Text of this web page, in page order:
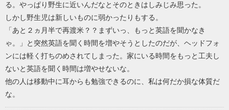
る。やっぱり野生に近いんだなとそのときはしみじみ思った。
しかし野生児は新しいものに弱かったりもする。
「あと２ヵ月半で再渡米？？まずいっ、もっと英語を聞かなき
ゃ。」と突然英語を聞く時間を増やそうとしたのだが、ヘッドフォ
ンには軽く打ちのめされてしまった。家にいる時間をもっと工夫し
ないと英語を聞く時間は増やせないな。
他の人は移動中に耳からも勉強できるのに、私は何だか損な体質だ
な。